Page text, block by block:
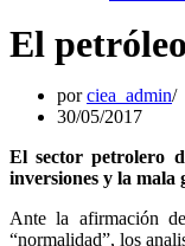
El
porciea_admin
30/05/2017
El sector petrolero
inversiones y la mala
Ante la afirmación
“normalidad”, los